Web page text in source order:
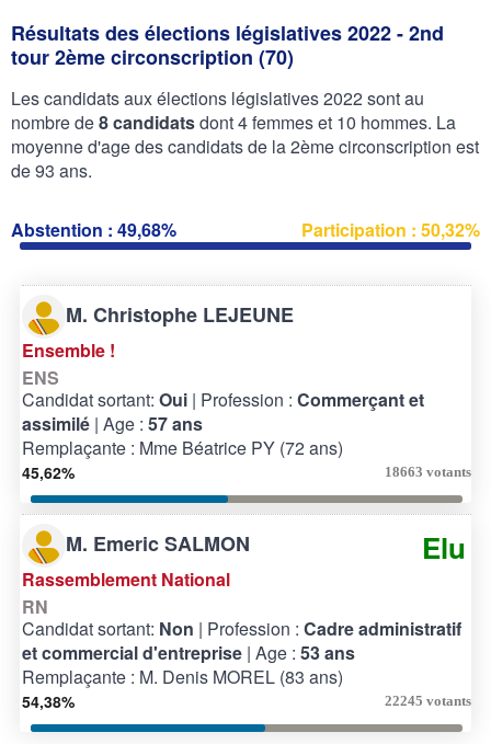
Résultats des élections législatives 2022 - 2nd
tour 2ème circonscription (70)
Les candidats aux élections législatives 2022 sont au
nombre de8 candidatsdont 4 femmes et 10 hommes. La
moyenne d'age des candidats de la 2ème circonscription est
de 93 ans.
Abstention : 49,68% Participation : 50,32%
M. Christophe LEJEUNE
Ensemble !
ENS
Candidat sortant: Oui | Profession : Commerçant et
assimilé | Age : 57 ans
Remplaçante : Mme Béatrice PY (72 ans)
45,62% 18663 votants
M. Emeric SALMON Elu
Rassemblement National
RN
Candidat sortant: Non | Profession : Cadre administratif
et commercial d'entreprise | Age : 53 ans
Remplaçante : M. Denis MOREL (83 ans)
54,38% 22245 votants